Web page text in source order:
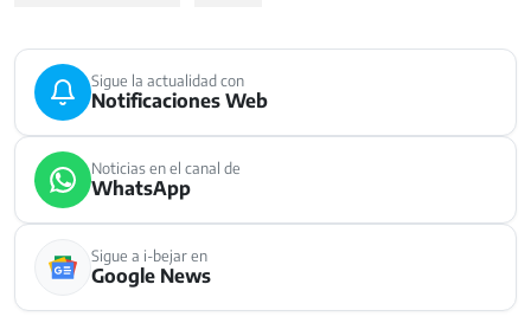
Sigue la actualidad con
Notificaciones Web
Noticias en el canal de
WhatsApp
Sigue a i-bejar en
Google News